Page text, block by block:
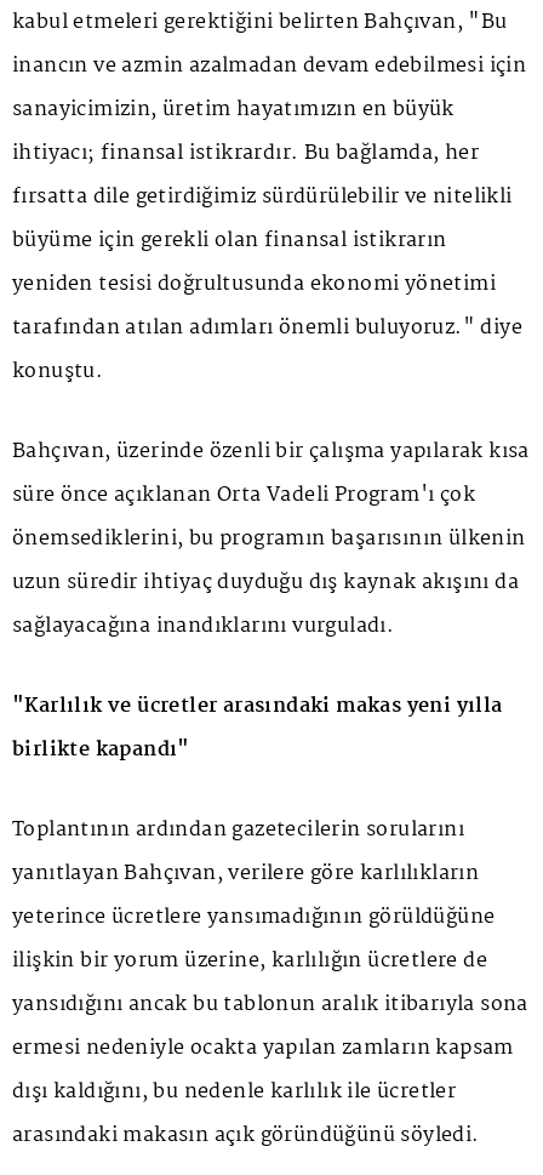
kabul etmeleri gerektiğini belirten Bahçıvan, "Bu
inancın ve azmin azalmadan devam edebilmesi için
sanayicimizin, üretim hayatımızın en büyük
ihtiyacı; finansal istikrardır. Bu bağlamda, her
fırsatta dile getirdiğimiz sürdürülebilir ve nitelikli
büyüme için gerekli olan finansal istikrarın
yeniden tesisi doğrultusunda ekonomi yönetimi
tarafından atılan adımları önemli buluyoruz." diye
konuştu.
Bahçıvan, üzerinde özenli bir çalışma yapılarak kısa
süre önce açıklanan Orta Vadeli Program'ı çok
önemsediklerini, bu programın başarısının ülkenin
uzun süredir ihtiyaç duyduğu dış kaynak akışını da
sağlayacağına inandıklarını vurguladı.
"Karlılık ve ücretler arasındaki makas yeni yılla
birlikte kapandı"
Toplantının ardından gazetecilerin sorularını
yanıtlayan Bahçıvan, verilere göre karlılıkların
yeterince ücretlere yansımadığının görüldüğüne
ilişkin bir yorum üzerine, karlılığın ücretlere de
yansıdığını ancak bu tablonun aralık itibarıyla sona
ermesi nedeniyle ocakta yapılan zamların kapsam
dışı kaldığını, bu nedenle karlılık ile ücretler
arasındaki makasın açık göründüğünü söyledi.